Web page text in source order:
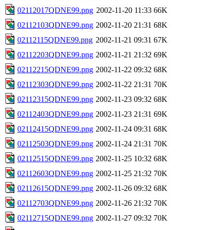
02112017QDNE99.png 2002-11-20 11:33 66K
02112103QDNE99.png 2002-11-20 21:31 68K
02112115QDNE99.png 2002-11-21 09:31 67K
02112203QDNE99.png 2002-11-21 21:32 69K
02112215QDNE99.png 2002-11-22 09:32 68K
02112303QDNE99.png 2002-11-22 21:31 70K
02112315QDNE99.png 2002-11-23 09:32 68K
02112403QDNE99.png 2002-11-23 21:31 69K
02112415QDNE99.png 2002-11-24 09:31 68K
02112503QDNE99.png 2002-11-24 21:31 70K
02112515QDNE99.png 2002-11-25 10:32 68K
02112603QDNE99.png 2002-11-25 21:32 70K
02112615QDNE99.png 2002-11-26 09:32 68K
02112703QDNE99.png 2002-11-26 21:32 70K
02112715QDNE99.png 2002-11-27 09:32 70K